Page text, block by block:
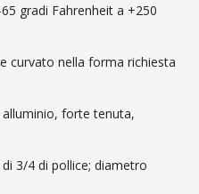
gradi Fahrenheit a +250
curvato nella forma richiesta
forte tenuta,
3/4 di pollice; diametro